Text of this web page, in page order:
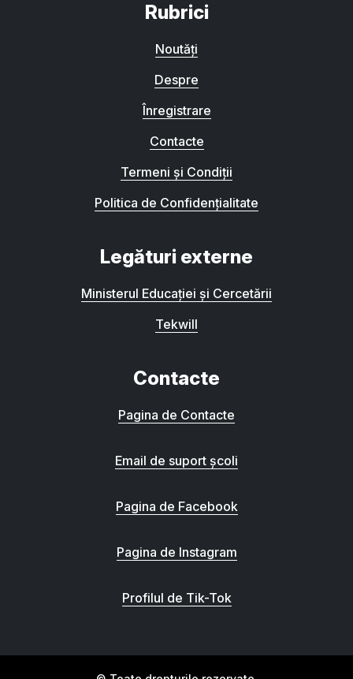
Rubrici
Noutăți
Despre
Înregistrare
Contacte
Termeni și Condiții
Politica de Confidențialitate
Legături externe
Ministerul Educației și Cercetării
Tekwill
Contacte
Pagina de Contacte
Email de suport școli
Pagina de Facebook
Pagina de Instagram
Profilul de Tik-Tok